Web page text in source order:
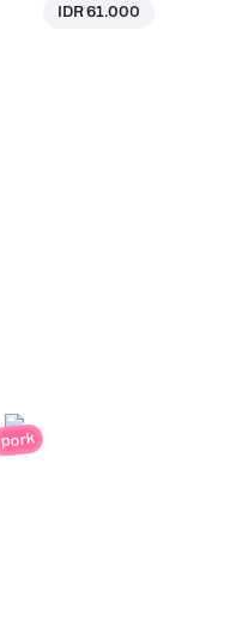
IDR 61.000
pork